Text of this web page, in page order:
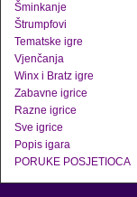
Šminkanje
Štrumpfovi
Tematske igre
Vjenčanja
Winx i Bratz igre
Zabavne igrice
Razne igrice
Sve igrice
Popis igara
PORUKE POSJETIOCA